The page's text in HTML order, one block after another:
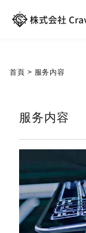
首頁 > 服务内容
服务内容